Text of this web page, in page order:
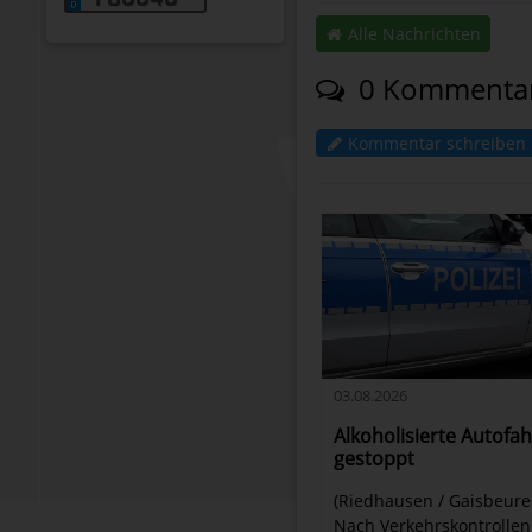
Alle Nachrichten
0
Kommentar schreiben
03.08.2026
Alkoholisierte
gestoppt
(Riedhausen /
Nach